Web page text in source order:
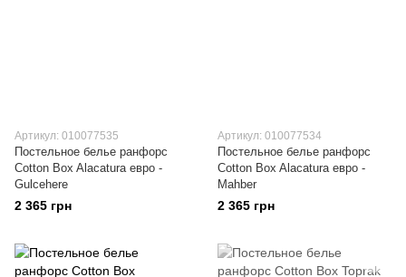
Артикул: 010077535
Постельное белье ранфорс
Cotton Box Alacatura евро -
Gulcehere
2 365 грн
Артикул: 010077534
Постельное белье ранфорс
Cotton Box Alacatura евро -
Mahber
2 365 грн